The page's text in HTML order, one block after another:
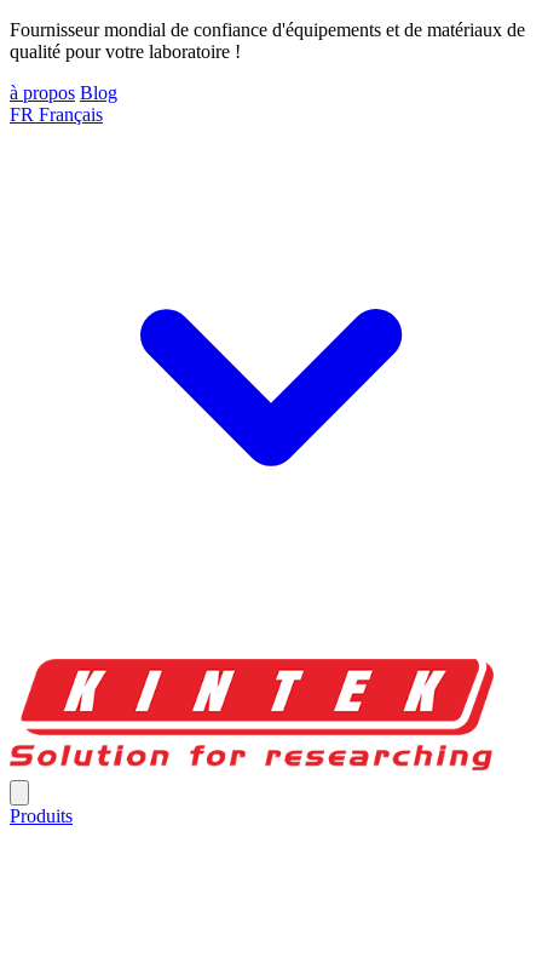
Fournisseur mondial de confiance d'équipements et de matériaux de
qualité pour votre laboratoire !
à propos Blog
FR Français
Produits